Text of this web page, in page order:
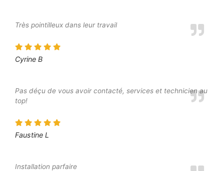
Très pointilleux dans leur travail
Cyrine B
Pas déçu de vous avoir contacté, services et technicien au
top!
Faustine L
Installation parfaire